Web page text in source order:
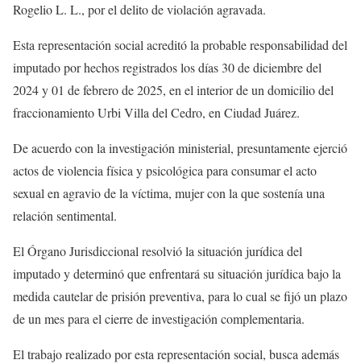
Rogelio L. L., por el delito de violación agravada.
Esta representación social acreditó la probable responsabilidad del
imputado por hechos registrados los días 30 de diciembre del
2024 y 01 de febrero de 2025, en el interior de un domicilio del
fraccionamiento Urbi Villa del Cedro, en Ciudad Juárez.
De acuerdo con la investigación ministerial, presuntamente ejerció
actos de violencia física y psicológica para consumar el acto
sexual en agravio de la víctima, mujer con la que sostenía una
relación sentimental.
El Órgano Jurisdiccional resolvió la situación jurídica del
imputado y determinó que enfrentará su situación jurídica bajo la
medida cautelar de prisión preventiva, para lo cual se fijó un plazo
de un mes para el cierre de investigación complementaria.
El trabajo realizado por esta representación social, busca además